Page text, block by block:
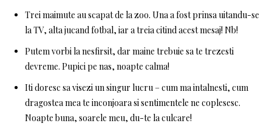
Trei maimute au scapat de la zoo. Una a fost prinsa uitandu-se
la TV, alta jucand fotbal, iar a treia citind acest mesaj! Nb!
Putem vorbi la nesfirsit, dar maine trebuie sa te trezesti
devreme. Pupici pe nas, noapte calma!
Iti doresc sa visezi un singur lucru – cum ma intalnesti, cum
dragostea mea te inconjoara si sentimentele ne coplesesc.
Noapte buna, soarele meu, du-te la culcare!